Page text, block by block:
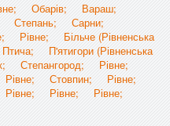
Обарів;
Вараш;
Степань;
Сарни;
Рівне;
Більче (Рівненська
Птича;
П'ятигори (Рівненська
Степангород;
Рівне;
Рівне; Стовпин;
Рівне;
Рівне; Рівне; Рівне;